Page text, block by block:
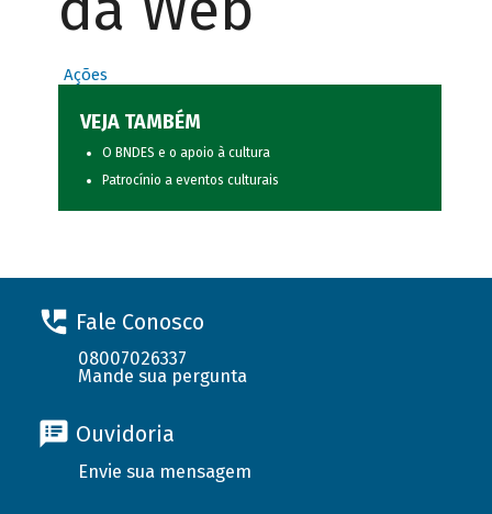
Ações
VEJA TAMBÉM
O BNDES e o apoio à cultura
Patrocínio a eventos culturais
Fale Conosco
08007026337
Mande sua pergunta
Ouvidoria
Envie sua mensagem